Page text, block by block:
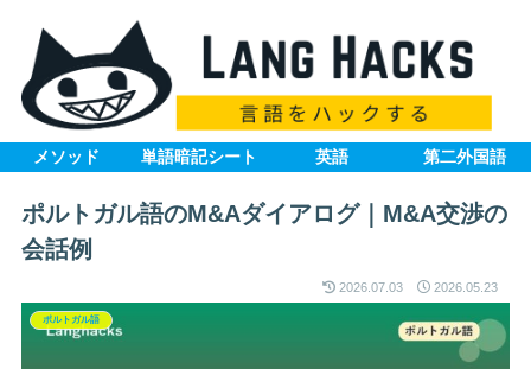
メソッド 単語暗記シート 英語 第二外国語
ポルトガル語のM&Aダイアログ｜M&A交渉の
会話例
2026.07.03 2026.05.23
ポルトガル語